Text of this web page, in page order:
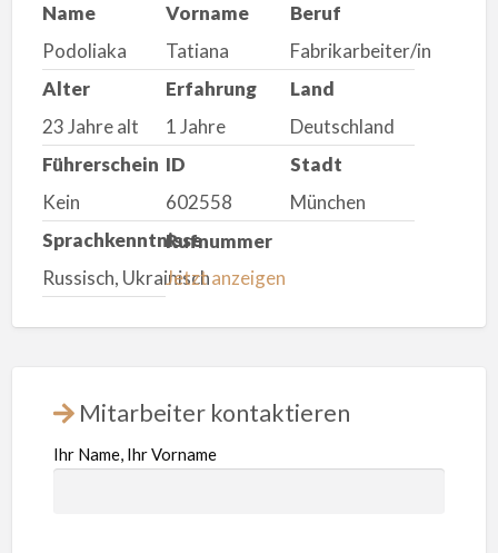
Name
Podoliaka
Vorname
Tatiana
Beruf
Fabrikarbeiter/in
Alter
23 Jahre alt
Erfahrung
1 Jahre
Land
Deutschland
Führerschein
Kein
ID
602558
Stadt
München
Sprachkenntnisse
Russisch, Ukrainisch
Rufnummer
Jetzt anzeigen
Mitarbeiter kontaktieren
Ihr Name, Ihr Vorname